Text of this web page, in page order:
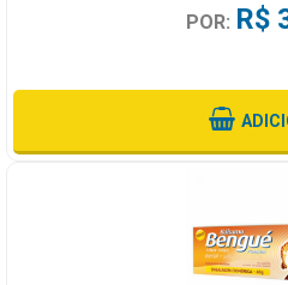
POR: R$